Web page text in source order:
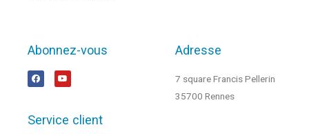
Abonnez-vous
Service client
Adresse
7 square Francis Pellerin
35700 Rennes